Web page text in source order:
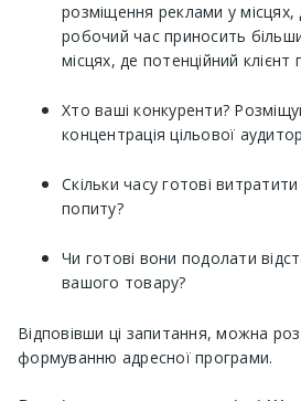
розміщення реклами у
робочий час приносить
місцях, де потенційний
Хто ваші конкуренти?
концентрація цільової
Скільки часу готові
попиту?
Чи готові вони подолати
вашого товару?
Відповівши ці запитання, можна
формуванню адресної програми.